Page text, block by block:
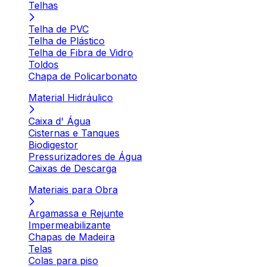
Telhas
Telha de PVC
Telha de Plástico
Telha de Fibra de Vidro
Toldos
Chapa de Policarbonato
Material Hidráulico
Caixa d' Água
Cisternas e Tanques
Biodigestor
Pressurizadores de Água
Caixas de Descarga
Materiais para Obra
Argamassa e Rejunte
Impermeabilizante
Chapas de Madeira
Telas
Colas para piso